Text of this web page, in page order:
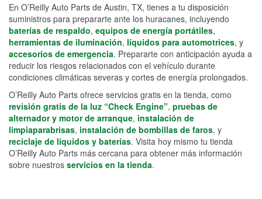
En O’Reilly Auto Parts de Austin, TX, tienes a tu disposición
suministros para prepararte ante los huracanes, incluyendo
baterías de respaldo, equipos de energía portátiles,
herramientas de iluminación, líquidos para automotrices, y
accesorios de emergencia. Prepararte con anticipación ayuda a
reducir los riesgos relacionados con el vehículo durante
condiciones climáticas severas y cortes de energía prolongados.
O’Reilly Auto Parts ofrece servicios gratis en la tienda, como
revisión gratis de la luz “Check Engine”, pruebas de
alternador y motor de arranque, instalación de
limpiaparabrisas, instalación de bombillas de faros, y
reciclaje de líquidos y baterías. Visita hoy mismo tu tienda
O’Reilly Auto Parts más cercana para obtener más información
sobre nuestros servicios en la tienda.